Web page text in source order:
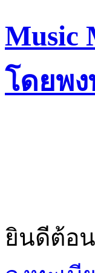
Music
โดยพ
ยินดีต้อ